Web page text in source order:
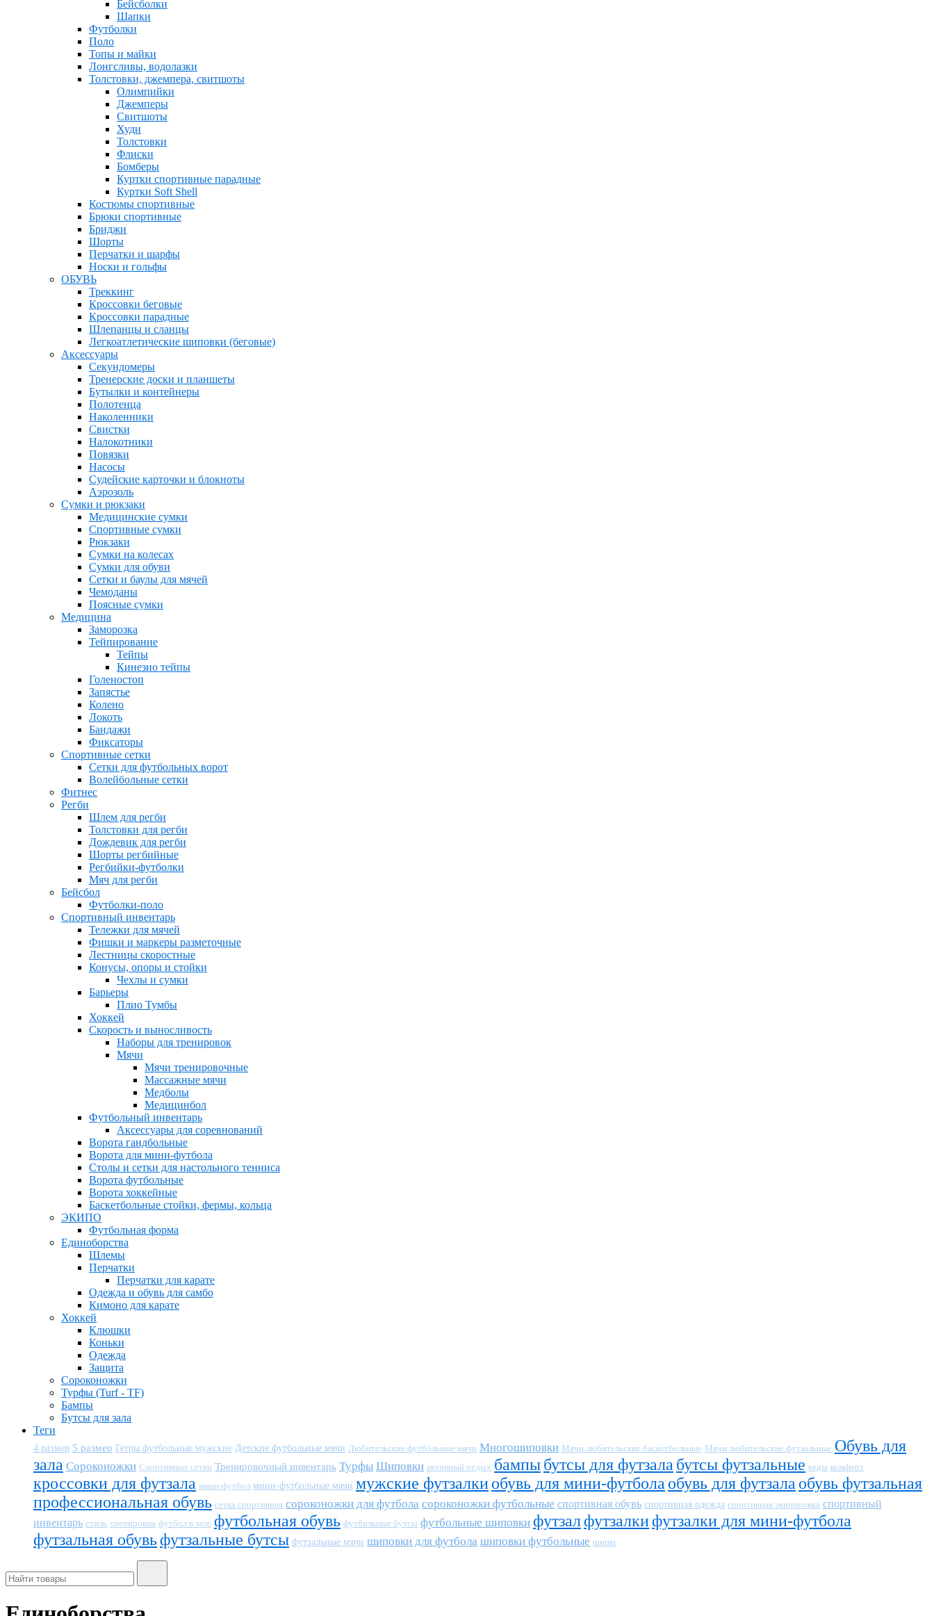
Бейсболки
Шапки
Футболки
Поло
Топы и майки
Лонгсливы, водолазки
Толстовки, джемпера, свитшоты
Олимпийки
Джемперы
Свитшоты
Худи
Толстовки
Флиски
Бомберы
Куртки спортивные парадные
Куртки Soft Shell
Костюмы спортивные
Брюки спортивные
Бриджи
Шорты
Перчатки и шарфы
Носки и гольфы
ОБУВЬ
Треккинг
Кроссовки беговые
Кроссовки парадные
Шлепанцы и сланцы
Легкоатлетические шиповки (беговые)
Аксессуары
Секундомеры
Тренерские доски и планшеты
Бутылки и контейнеры
Полотенца
Наколенники
Свистки
Налокотники
Повязки
Насосы
Судейские карточки и блокноты
Аэрозоль
Сумки и рюкзаки
Медицинские сумки
Спортивные сумки
Рюкзаки
Сумки на колесах
Сумки для обуви
Сетки и баулы для мячей
Чемоданы
Поясные сумки
Медицина
Заморозка
Тейпирование
Тейпы
Кинезио тейпы
Голеностоп
Запястье
Колено
Локоть
Бандажи
Фиксаторы
Спортивные сетки
Сетки для футбольных ворот
Волейбольные сетки
Фитнес
Регби
Шлем для регби
Толстовки для регби
Дождевик для регби
Шорты регбийные
Регбийки-футболки
Мяч для регби
Бейсбол
Футболки-поло
Спортивный инвентарь
Тележки для мячей
Фишки и маркеры разметочные
Лестницы скоростные
Конусы, опоры и стойки
Чехлы и сумки
Барьеры
Плио Тумбы
Хоккей
Скорость и выносливость
Наборы для тренировок
Мячи
Мячи тренировочные
Массажные мячи
Медболы
Медицинбол
Футбольный инвентарь
Аксессуары для соревнований
Ворота гандбольные
Ворота для мини-футбола
Столы и сетки для настольного тенниса
Ворота футбольные
Ворота хоккейные
Баскетбольные стойки, фермы, кольца
ЭКИПО
Футбольная форма
Единоборства
Шлемы
Перчатки
Перчатки для карате
Одежда и обувь для самбо
Кимоно для карате
Хоккей
Клюшки
Коньки
Одежда
Защита
Сороконожки
Турфы (Turf - TF)
Бампы
Бутсы для зала
Теги
4 размер 5 размер Гетры футбольные мужские Детские футбольные мячи Любительские футбольные мячи Многошиповки Мячи любительские баскетбольные Мячи любительские футзальные Обувь для
зала Сороконожки Спортивные сетки Тренировочный инвентарь Турфы Шиповки активный отдых бампыбутсы для футзала бутсы футзальные кеды комфорт
кроссовки для футзала мини-футбол мини-футбольные мячи мужские футзалкиобувь для мини-футбола обувь для футзала обувь футзальная
профессиональная обувь сетка спортивная сороконожки для футбола сороконожки футбольные спортивная обувь спортивная одежда спортивная экипировка спортивный
инвентарь стиль тренировки футбол в зале футбольная обувь футбольные бутсы футбольные шиповки футзалфутзалкифутзалки для мини-футбола
футзальная обувьфутзальные бутсы футзальные мячи шиповки для футбола шиповки футбольные шипы